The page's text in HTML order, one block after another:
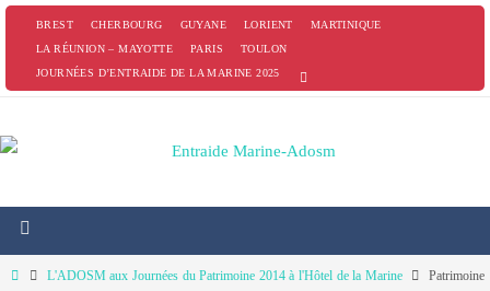
PasserBREST CHERBOURG GUYANE LORIENT
MARTINIQUE
LA RÉUNION – MAYOTTE
PARIS
TOULON
JOURNÉES D’ENTRAIDE DE LA MARINE 2025
HomeL'ADOSM aux Journées du Patrimoine 2014 à l'Hôtel de la Marine
Patrimoine